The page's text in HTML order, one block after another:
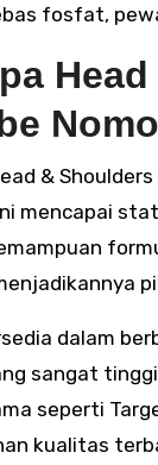
fosfat,
&
mencapai
dalam
sangat
seperti
kualitas